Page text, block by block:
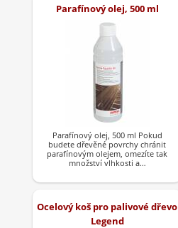
Parafínový olej, 500 ml
Parafínový olej, 500 ml Pokud
budete dřevěné povrchy chránit
parafínovým olejem, omezíte tak
množství vlhkosti a…
Ocelový koš pro palivové dřevo
Legend